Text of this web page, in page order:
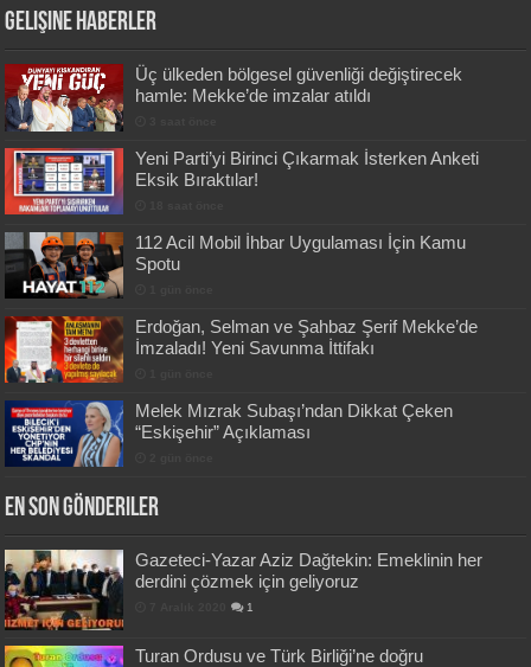
Gelişine Haberler
Üç ülkeden bölgesel güvenliği değiştirecek
hamle: Mekke’de imzalar atıldı
Yeni Parti’yi Birinci Çıkarmak İsterken Anketi
Eksik Bıraktılar!
112 Acil Mobil İhbar Uygulaması İçin Kamu
Spotu
Erdoğan, Selman ve Şahbaz Şerif Mekke’de
İmzaladı! Yeni Savunma İttifakı
Melek Mızrak Subaşı’ndan Dikkat Çeken
“Eskişehir” Açıklaması
En Son Gönderiler
Gazeteci-Yazar Aziz Dağtekin: Emeklinin her
derdini çözmek için geliyoruz
1
Turan Ordusu ve Türk Birliği’ne doğru